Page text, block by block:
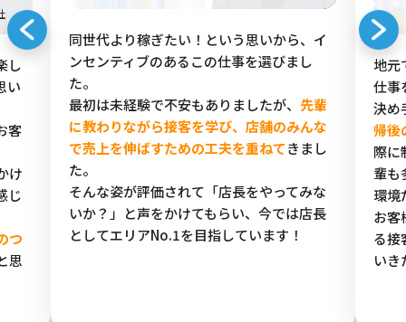
し
い
客
け
じ
つ
思
同世代より稼ぎたい！という思いから、イ
ンセンティブのあるこの仕事を選びまし
た。
最初は未経験で不安もありましたが、 先輩
に教わりながら接客を学び、店舗のみんな
で売上を伸ばすための工夫を重ねてきまし
た。
そんな姿が評価されて「店長をやってみな
いか？」と声をかけてもらい、今では店長
としてエリアNo.1を目指しています！
地元
仕事
決め
帰後
際に
輩も
環境
お客
る接
いき